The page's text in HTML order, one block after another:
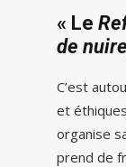
« Le
de nuire
C’est
et
organise
prend de